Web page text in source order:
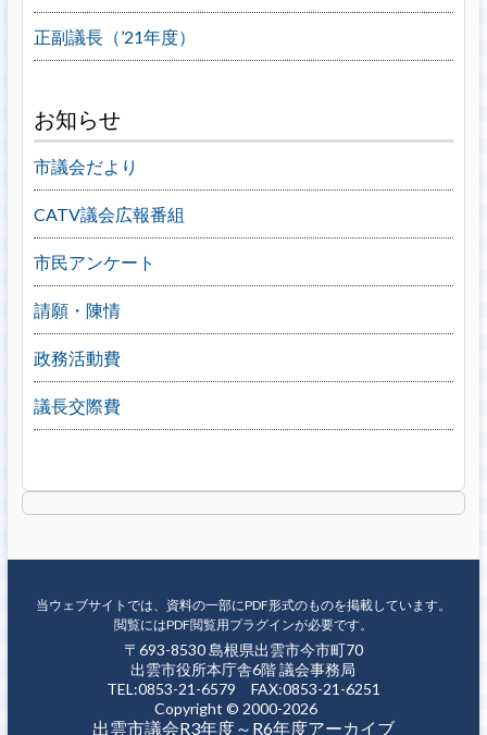
正副議長（’21年度）
お知らせ
市議会だより
CATV議会広報番組
市民アンケート
請願・陳情
政務活動費
議長交際費
当ウェブサイトでは、資料の一部にPDF形式のものを掲載しています。
閲覧にはPDF閲覧用プラグインが必要です。
〒693-8530 島根県出雲市今市町70
出雲市役所本庁舎6階 議会事務局
TEL:0853-21-6579 FAX:0853-21-6251
Copyright © 2000-2026
出雲市議会R3年度～R6年度アーカイブ